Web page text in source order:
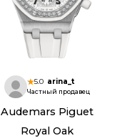
5.0 arina_t
Частный продавец
Audemars Piguet
Royal Oak